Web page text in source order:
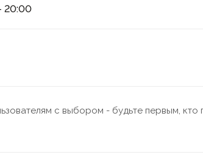
20:00
с выбором - будьте первым,